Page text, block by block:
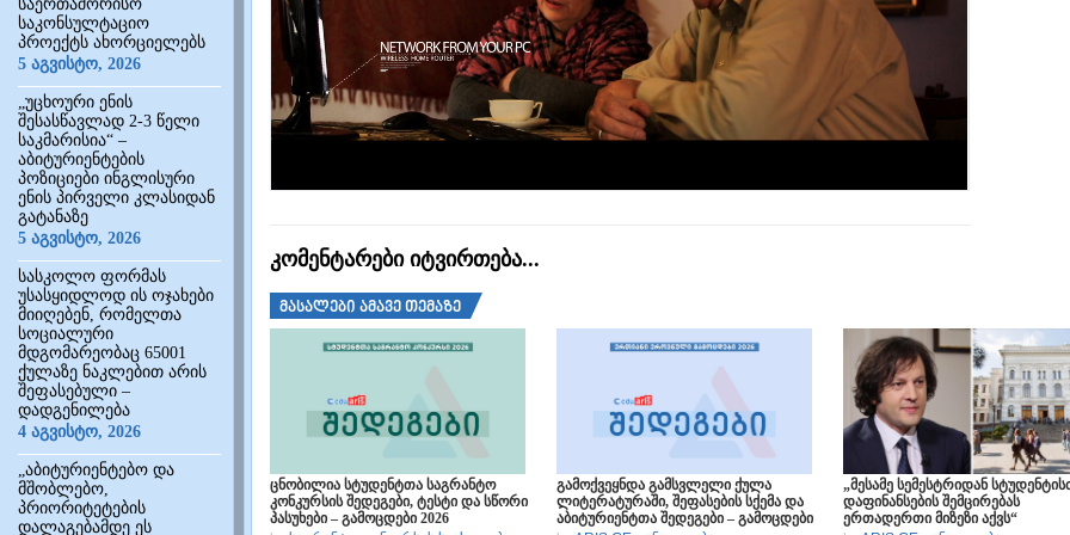
საერთაშორისო
საკონსულტაციო
პროექტს ახორციელებს
5 აგვისტო, 2026
„უცხოური ენის
შესასწავლად 2-3 წელი
საკმარისია“ –
აბიტურიენტების
პოზიციები ინგლისური
ენის პირველი კლასიდან
გატანაზე
5 აგვისტო, 2026
სასკოლო ფორმას
უსასყიდლოდ ის ოჯახები
მიიღებენ, რომელთა
სოციალური
მდგომარეობაც 65001
ქულაზე ნაკლებით არის
შეფასებული –
დადგენილება
4 აგვისტო, 2026
„აბიტურიენტებო და
მშობლებო,
პრიორიტეტების
დალაგებამდე ეს
კომენტარები იტვირთება
მასალები ამავე თემაზე
ცნობილია სტუდენტთა საგრანტო
კონკურსის შედეგები, ტესტი და სწორი
პასუხები – გამოცდები 2026
გამოქვეყნდა გამსვლელი ქულა
ლიტერატურაში, შეფასების სქემა და
აბიტურიენტთა შედეგები – გამოცდები
„მესამე სემესტრიდან
დაფინანსების შემცირებას
ერთადერთი მიზეზი აქვს“